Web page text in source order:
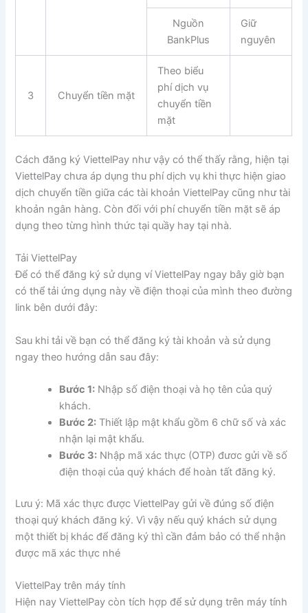
Nguồn
BankPlus
Giữ
nguyên
3 Chuyển tiền mặt
Theo biểu
phí dịch vụ
chuyển tiền
mặt
Cách đăng ký ViettelPay như vậy có thể thấy rằng, hiện tại
ViettelPay chưa áp dụng thu phí dịch vụ khi thực hiện giao
dịch chuyển tiền giữa các tài khoản ViettelPay cũng như tài
khoản ngân hàng. Còn đối với phí chuyển tiền mặt sẽ áp
dụng theo từng hình thức tại quầy hay tại nhà.
Tải ViettelPay
Để có thể đăng ký sử dụng ví ViettelPay ngay bây giờ bạn
có thể tải ứng dụng này về điện thoại của mình theo đường
link bên dưới đây:
Sau khi tải về bạn có thể đăng ký tài khoản và sử dụng
ngay theo hướng dẫn sau đây:
Bước 1: Nhập số điện thoại và họ tên của quý
khách.
Bước 2: Thiết lập mật khẩu gồm 6 chữ số và xác
nhận lại mật khẩu.
Bước 3: Nhập mã xác thực (OTP) đươc gửi về số
điện thoại của quý khách để hoàn tất đăng ký.
Lưu ý: Mã xác thực được ViettelPay gửi về đúng số điện
thoại quý khách đăng ký. Vì vậy nếu quý khách sử dụng
một thiết bị khác để đăng ký thì cần đảm bảo có thể nhận
được mã xác thực nhé
ViettelPay trên máy tính
Hiện nay ViettelPay còn tích hợp để sử dụng trên máy tính